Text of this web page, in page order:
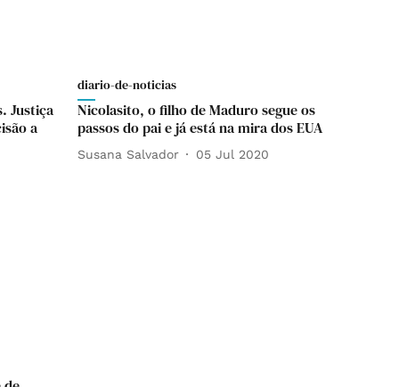
Justiça
a
diario-de-noticias
Nicolasito, o filho de Maduro segue os
passos do pai e já está na mira dos EUA
Susana Salvador 05 Jul 2020